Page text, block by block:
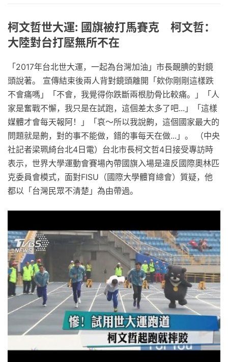
柯文哲世大運: 國旗被打馬賽克 柯文哲：
大陸對台打壓無所不在
「2017年台北世大運，一起為台灣加油」市長靦腆的對鏡
頭說著。 宣傳結束後兩人背對鏡頭離開「欸你剛剛這樣跌
不會痛嗎」「不會，我覺得你跌斷兩根肋骨比較痛。」「人
家是奮戰不懈，我只是在試跑，這個差太多了吧...」「這樣
媒體才會每天報阿！」「哀～所以我說齁，這個國家最大的
問題就是齁，對的事不能做，錯的事每天在做...」。 （中央
社記者梁珮綺台北4日電）台北市長柯文哲4日接受專訪時
表示，世界大學運動會賽場內帶國旗入場是違反國際奧林匹
克委員會模式，面對FISU（國際大學體育總會）質疑，他
都以「台灣民眾不清楚」為由帶過。